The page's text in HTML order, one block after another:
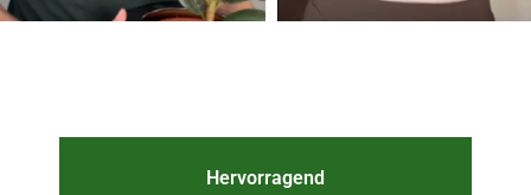
Hervorragend